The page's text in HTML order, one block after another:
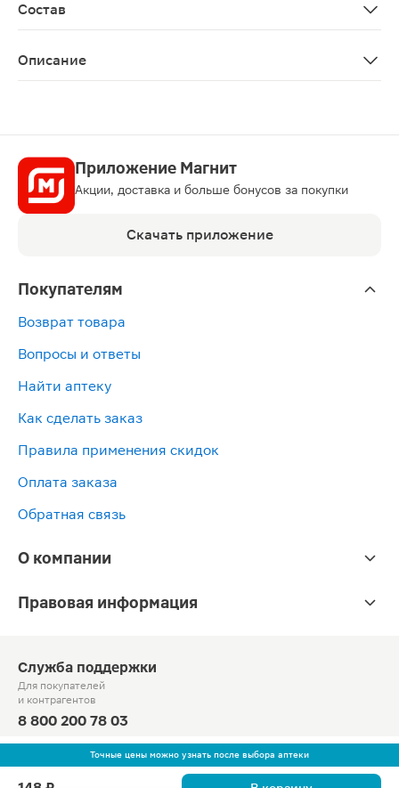
Точные цены можно узнать после выбора аптеки
Состав
Описание
Приложение Магнит
Акции, доставка и больше бонусов за покупки
Скачать приложение
Покупателям
Возврат товара
Вопросы и ответы
Найти аптеку
Как сделать заказ
Правила применения скидок
Оплата заказа
Обратная связь
О компании
Правовая информация
Служба поддержки
Для покупателей
и контрагентов
8 800 200 78 03
Круглосуточно, звонок по России бесплатный
© Официальный сайт сети «Магнит».